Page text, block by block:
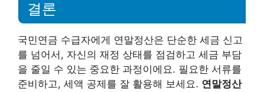
결론
국민연금 수급자에게 연말정산은 단순한 세금 신고
를 넘어서, 자신의 재정 상태를 점검하고 세금 부담
을 줄일 수 있는 중요한 과정이에요. 필요한 서류를
준비하고, 세액 공제를 잘 활용해 보세요. 연말정산